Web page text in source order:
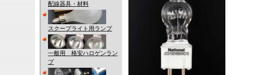
配線器具・材料
スクープライト用ランプ
一般用 格安ハロゲンラン
プ